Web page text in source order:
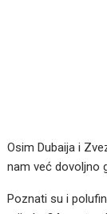
Osim Dubaija i
nam već dovoljno
Poznati su i